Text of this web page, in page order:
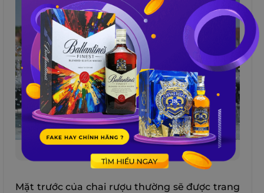
Mặt trước của chai rượu thường sẽ được trang